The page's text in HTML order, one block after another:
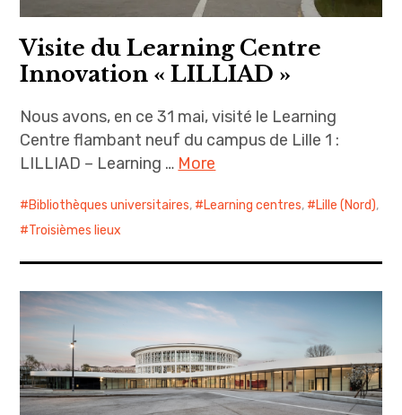
Visite du Learning Centre
Innovation « LILLIAD »
Nous avons, en ce 31 mai, visité le Learning
Centre flambant neuf du campus de Lille 1 :
LILLIAD – Learning … More
Bibliothèques universitaires, Learning centres, Lille (Nord),
Troisièmes lieux